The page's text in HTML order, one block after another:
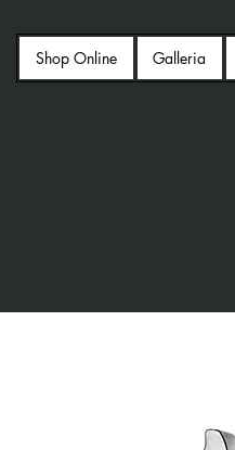
Shop Online Galleria